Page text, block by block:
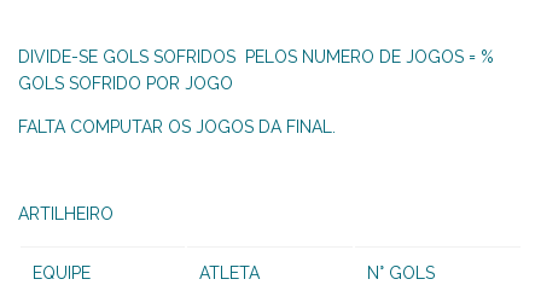
DIVIDE-SE GOLS SOFRIDOS PELOS NUMERO DE JOGOS = %
GOLS SOFRIDO POR JOGO
FALTA COMPUTAR OS JOGOS DA FINAL.
ARTILHEIRO
EQUIPE ATLETA N° GOLS